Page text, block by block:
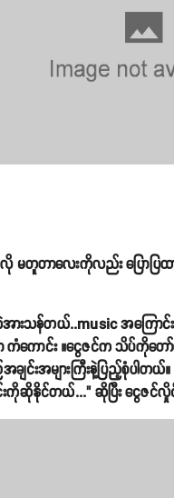
မတူတာလေးကိုလည်း ပြောပြ
သန်တယ်..music အကြောင်း
ောင်း ။ငွေဇင်က သိပ်ကိုတော်
များကြီးနဲ့ပြည့်စုံပါတယ်
ဆိုနိုင်တယ်..." ဆိုပြီး ငွေဇင်လှိုင်